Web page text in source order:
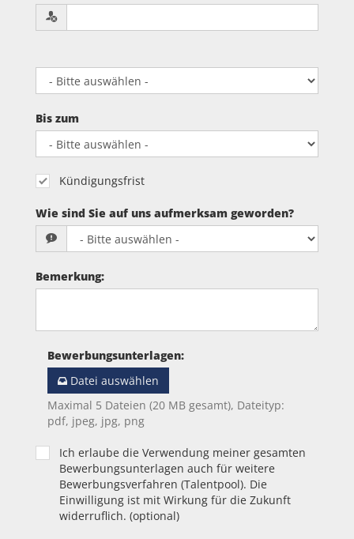
Bis zum
Kündigungsfrist
Wie sind Sie auf uns aufmerksam geworden?
Bemerkung:
Bewerbungsunterlagen:
Datei auswählen
Maximal 5 Dateien (20 MB gesamt), Dateityp:
pdf, jpeg, jpg, png
Ich erlaube die Verwendung meiner gesamten
Bewerbungsunterlagen auch für weitere
Bewerbungsverfahren (Talentpool). Die
Einwilligung ist mit Wirkung für die Zukunft
widerruflich. (optional)